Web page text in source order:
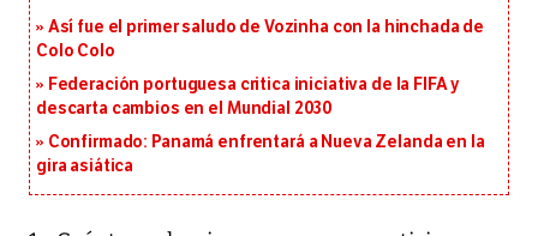
Así fue el primer saludo de Vozinha con la hinchada de
Colo Colo
Federación portuguesa critica iniciativa de la FIFA y
descarta cambios en el Mundial 2030
Confirmado: Panamá enfrentará a Nueva Zelanda en la
gira asiática